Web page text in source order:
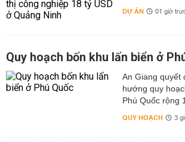
DỰ ÁN 01 giờ
Quy hoạch bốn khu lấn biển ở
An Giang quyết
hướng quy
Phú Quốc rộng
QUY HOẠCH 3